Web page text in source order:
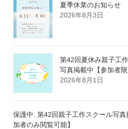
夏季休業のお知らせ
2026年8月3日
第42回夏休み親子工
写真掲載中【参加者限
2026年8月1日
保護中: 第42回親子工作スクール写真
加者のみ閲覧可能】